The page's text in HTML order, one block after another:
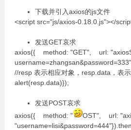
下载并引入axios的js文件
<script src="js/axios-0.18.0.js"></
发送GET哀求
axios({ method: "GET", url:
//resp 表示相应对象，resp.data，表
alert(resp.data)});
发送POST哀求
axios({ method: "
OST", url: